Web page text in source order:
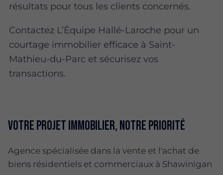
résultats pour tous les clients concernés.
Contactez L’Équipe Hallé-Laroche pour un
courtage immobilier efficace à Saint-
Mathieu-du-Parc et sécurisez vos
transactions.
Votre projet immobilier, notre priorité
Agence spécialisée dans la vente et l'achat de
biens résidentiels et commerciaux à Shawinigan